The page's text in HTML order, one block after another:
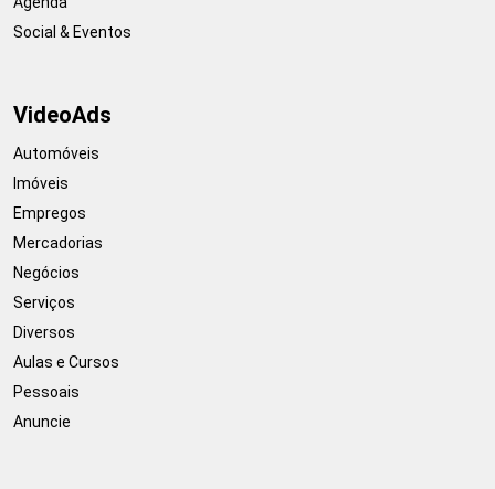
Social & Eventos
VideoAds
Automóveis
Imóveis
Empregos
Mercadorias
Negócios
Serviços
Diversos
Aulas e Cursos
Pessoais
Anuncie